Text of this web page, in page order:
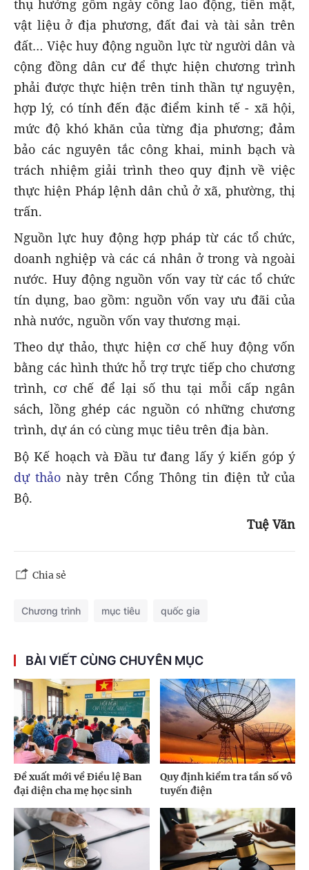
thụ hưởng gồm ngày công lao động, tiền mặt,
vật liệu ở địa phương, đất đai và tài sản trên
đất… Việc huy động nguồn lực từ người dân và
cộng đồng dân cư để thực hiện chương trình
phải được thực hiện trên tinh thần tự nguyện,
hợp lý, có tính đến đặc điểm kinh tế - xã hội,
mức độ khó khăn của từng địa phương; đảm
bảo các nguyên tắc công khai, minh bạch và
trách nhiệm giải trình theo quy định về việc
thực hiện Pháp lệnh dân chủ ở xã, phường, thị
trấn.
Nguồn lực huy động hợp pháp từ các tổ chức,
doanh nghiệp và các cá nhân ở trong và ngoài
nước. Huy động nguồn vốn vay từ các tổ chức
tín dụng, bao gồm: nguồn vốn vay ưu đãi của
nhà nước, nguồn vốn vay thương mại.
Theo dự thảo, thực hiện cơ chế huy động vốn
bằng các hình thức hỗ trợ trực tiếp cho chương
trình, cơ chế để lại số thu tại mỗi cấp ngân
sách, lồng ghép các nguồn có những chương
trình, dự án có cùng mục tiêu trên địa bàn.
Bộ Kế hoạch và Đầu tư đang lấy ý kiến góp ý
dự thảo này trên Cổng Thông tin điện tử của
Bộ.
Tuệ Văn
Chia sẻ
Chương trình mục tiêu quốc gia
BÀI VIẾT CÙNG CHUYÊN MỤC
Đề xuất mới về Điều lệ Ban
đại diện cha mẹ học sinh
Quy định kiểm tra tần số vô
tuyến điện